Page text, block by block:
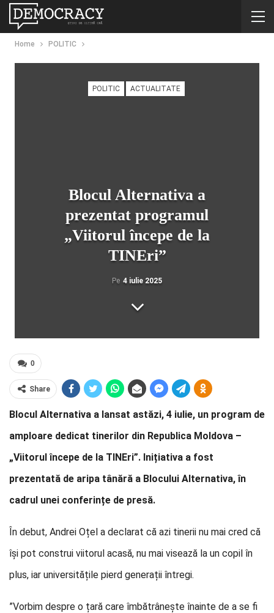
Home POLITIC
POLITIC ACTUALITATE
Blocul Alternativa a
prezentat programul
„Viitorul începe de la
TINEri”
Pe 4 iulie 2025
0
Share
Blocul Alternativa a lansat astăzi, 4 iulie, un program de
amploare dedicat tinerilor din Republica Moldova –
„Viitorul începe de la TINEri”. Inițiativa a fost
prezentată de aripa tânără a Blocului Alternativa, în
cadrul unei conferințe de presă.
În debut, Andrei Oțel a declarat că azi tinerii nu mai cred că
își pot construi viitorul acasă, nu mai visează la un copil în
plus, iar universitățile pierd generații întregi.
”Vorbim despre o țară care îmbătrânește înainte de a se fi